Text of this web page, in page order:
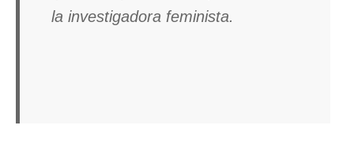
la investigadora feminista.